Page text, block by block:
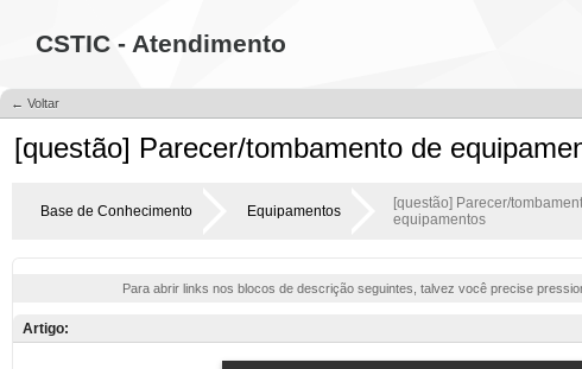
CSTIC - Atendimento
← Voltar
[questão] Parecer/tombamento de
Base de Conhecimento Equipamentos
[questão] Parecer/
equipamentos
Para abrir links nos blocos de descrição seguintes, talvez você precise
Artigo: